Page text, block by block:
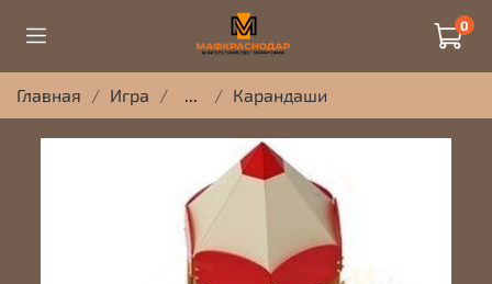
0
Главная Игра ... Карандаши